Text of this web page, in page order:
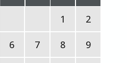
1 2
6 7 8 9